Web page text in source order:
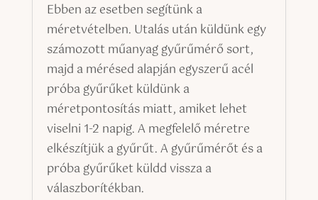
Ebben az esetben segítünk a
méretvételben. Utalás után küldünk egy
számozott műanyag gyűrűmérő sort,
majd a mérésed alapján egyszerű acél
próba gyűrűket küldünk a
méretpontosítás miatt, amiket lehet
viselni 1-2 napig. A megfelelő méretre
elkészítjük a gyűrűt. A gyűrűmérőt és a
próba gyűrűket küldd vissza a
válaszborítékban.